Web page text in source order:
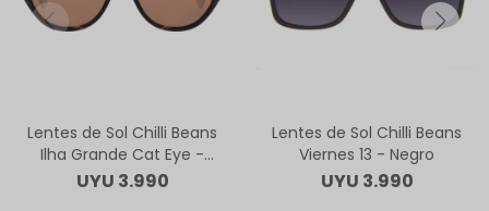
Lentes de Sol Chilli Beans
Ilha Grande Cat Eye -
Animal Print
UYU 3.990
Lentes de Sol Chilli Beans
Viernes 13 - Negro
UYU 3.990